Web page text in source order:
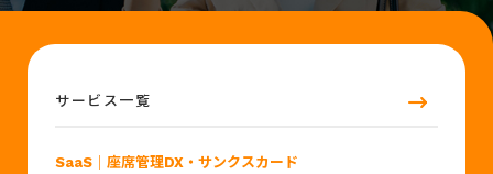
サービス一覧
SaaS ｜座席管理DX・サンクスカード